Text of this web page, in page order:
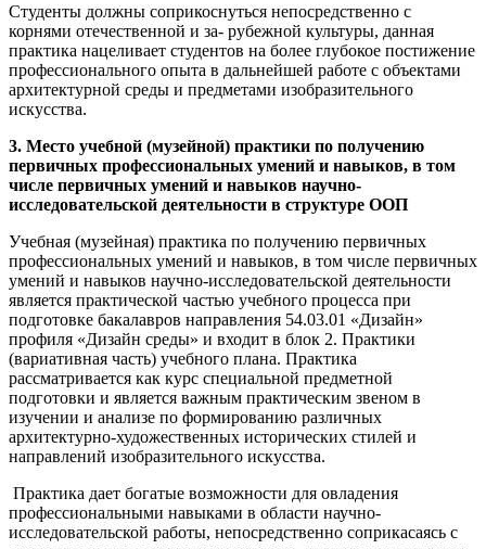
Студенты должны соприкоснуться непосредственно с
корнями отечественной и за- рубежной культуры, данная
практика нацеливает студентов на более глубокое постижение
профессионального опыта в дальнейшей работе с объектами
архитектурной среды и предметами изобразительного
искусства.
3. Место учебной (музейной) практики по получению
первичных профессиональных умений и навыков, в том
числе первичных умений и навыков научно-
исследовательской деятельности в структуре ООП
Учебная (музейная) практика по получению первичных
профессиональных умений и навыков, в том числе первичных
умений и навыков научно-исследовательской деятельности
является практической частью учебного процесса при
подготовке бакалавров направления 54.03.01 «Дизайн»
профиля «Дизайн среды» и входит в блок 2. Практики
(вариативная часть) учебного плана. Практика
рассматривается как курс специальной предметной
подготовки и является важным практическим звеном в
изучении и анализе по формированию различных
архитектурно-художественных исторических стилей и
направлений изобразительного искусства.
Практика дает богатые возможности для овладения
профессиональными навыками в области научно-
исследовательской работы, непосредственно соприкасаясь с